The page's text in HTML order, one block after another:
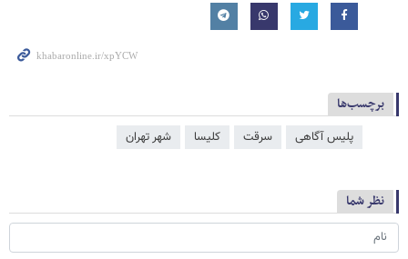
برچسب‌ها
پلیس آگاهی سرقت کلیسا شهر تهران
نظر شما